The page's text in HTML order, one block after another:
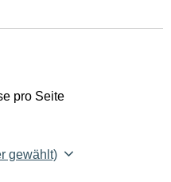
pro Seite
gewählt)